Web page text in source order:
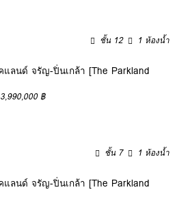
ชั้น 12
1 ห้องน้ำ
ลนด์ จรัญ-ปิ่นเกล้า [The Parkland
3,990,000 ฿
ชั้น 7
1 ห้องน้ำ
ลนด์ จรัญ-ปิ่นเกล้า [The Parkland